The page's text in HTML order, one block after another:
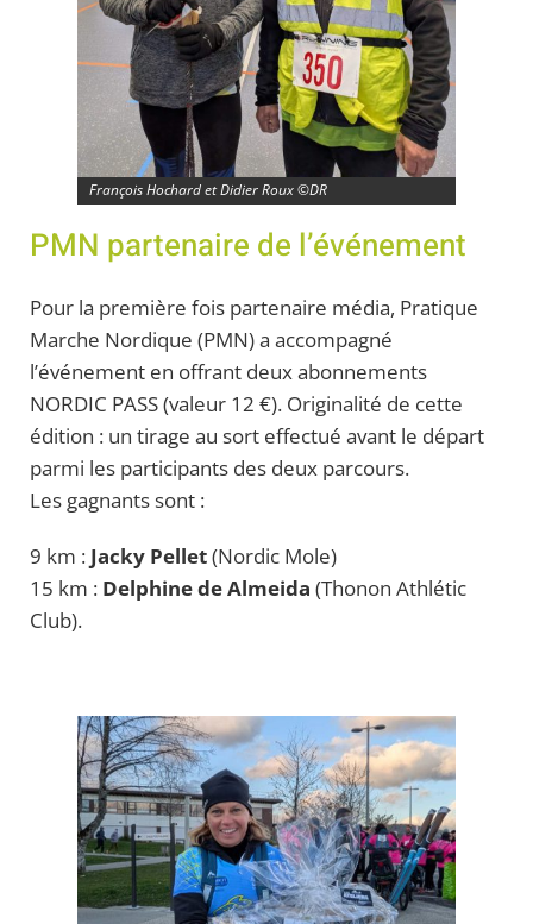
François Hochard et Didier Roux ©DR
PMN partenaire de l’événement
Pour la première fois partenaire média, Pratique
Marche Nordique (PMN) a accompagné
l’événement en offrant deux abonnements
NORDIC PASS (valeur 12 €). Originalité de cette
édition : un tirage au sort effectué avant le départ
parmi les participants des deux parcours.
Les gagnants sont :
9 km : Jacky Pellet(Nordic Mole)
15 km : Delphine de Almeida (Thonon Athlétic
Club).